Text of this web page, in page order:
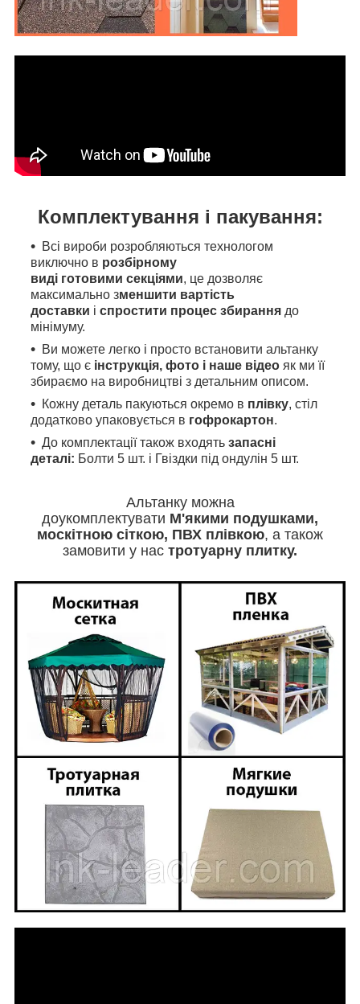
Комплектування і пакування:
Всі вироби розробляються технологом
виключно в розбірному
виді готовими секціями, це дозволяє
максимально зменшити вартість
доставки і спростити процес збирання до
мінімуму.
Ви можете легко і просто встановити альтанку
тому, що є інструкція, фото і наше відео як ми її
збираємо на виробництві з детальним описом.
Кожну деталь пакуються окремо в плівку, стіл
додатково упаковується в гофрокартон.
До комплектації також входять запасні
деталі: Болти 5 шт. і Гвіздки під ондулін 5 шт.
Альтанку можна
доукомплектувати М'якими подушками,
москітною сіткою, ПВХ плівкою, а також
замовити у нас тротуарну плитку.